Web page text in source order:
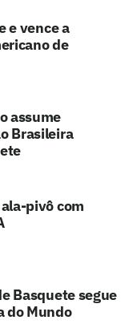
e vence a
de
assume
Brasileira
pivô com
Basquete segue
do Mundo